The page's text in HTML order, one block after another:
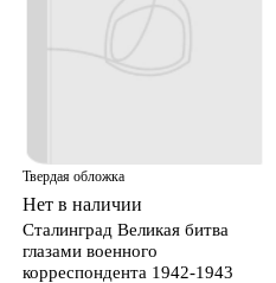
Твердая обложка
Нет в наличии
Сталинград Великая битва
глазами военного
корреспондента 1942-1943